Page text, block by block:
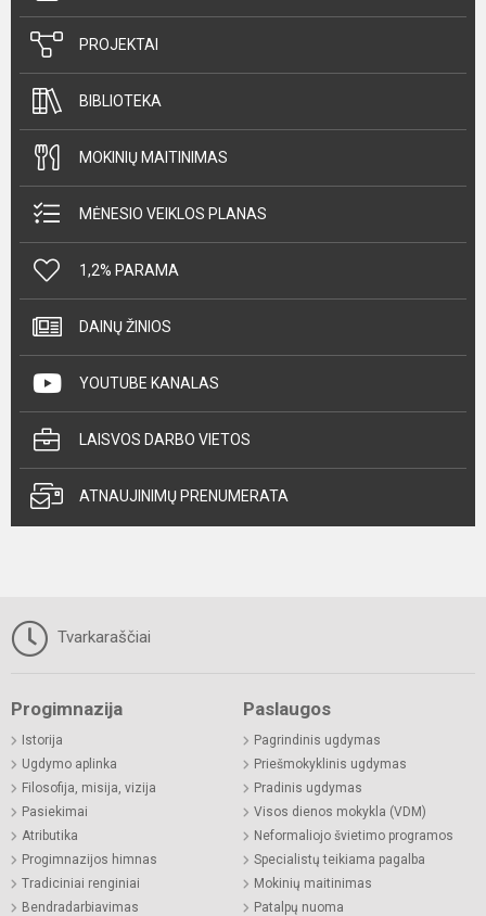
PROJEKTAI
BIBLIOTEKA
MOKINIŲ MAITINIMAS
MĖNESIO VEIKLOS PLANAS
1,2% PARAMA
DAINŲ ŽINIOS
YOUTUBE KANALAS
LAISVOS DARBO VIETOS
ATNAUJINIMŲ PRENUMERATA
Tvarkaraščiai
Progimnazija
Istorija
Ugdymo aplinka
Filosofija, misija, vizija
Pasiekimai
Atributika
Progimnazijos himnas
Tradiciniai renginiai
Bendradarbiavimas
Paslaugos
Pagrindinis ugdymas
Priešmokyklinis ugdymas
Pradinis ugdymas
Visos dienos mokykla (VDM)
Neformaliojo švietimo programos
Specialistų teikiama pagalba
Mokinių maitinimas
Patalpų nuoma